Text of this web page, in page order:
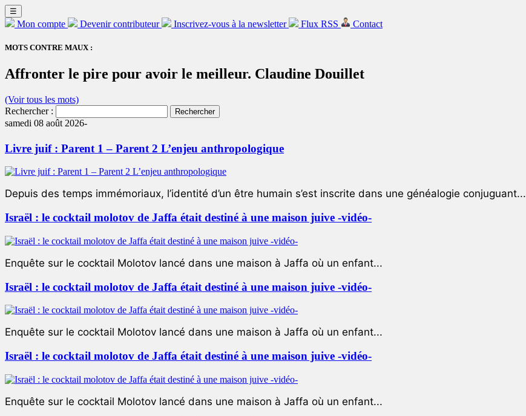
☰
Mon compte Devenir contributeur Inscrivez-vous à la newsletter Flux RSS Contact
MOTS CONTRE MAUX :
Affronter le pire pour avoir le meilleur. Claudine Douillet
(Voir tous les mots)
Rechercher :
samedi 08 août 2026-
Livre juif : Parent 1 – Parent 2 L’enjeu anthropologique
Depuis des temps immémoriaux, l’identité d’un être humain s’est inscrite dans une généalogie conjuguant...
Israël : le cocktail molotov de Jaffa était destiné à une maison juive -vidéo-
Enquête sur le cocktail Molotov lancé dans une maison à Jaffa où un enfant...
Israël : le cocktail molotov de Jaffa était destiné à une maison juive -vidéo-
Enquête sur le cocktail Molotov lancé dans une maison à Jaffa où un enfant...
Israël : le cocktail molotov de Jaffa était destiné à une maison juive -vidéo-
Enquête sur le cocktail Molotov lancé dans une maison à Jaffa où un enfant...